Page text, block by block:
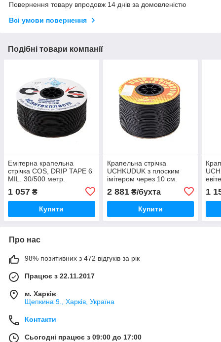
Повернення товару впродовж 14 днів за домовленістю
Всі умови повернення
Подібні товари компанії
Емітерна крапельна
стрічка COS, DRIP TAPE 6
MIL. 30/500 метр.
1 057 ₴
Купити
Крапельна стрічка
UCHKUDUK з плоским
імітером через 10 см.
2 881₴/бухта
Купити
1
Про нас
98% позитивних з 472 відгуків за рік
Працює з 22.11.2017
м. Харків
Щепкина 9., Харків, Україна
Контакти
Сьогодні працює з 09:00 до 17:00